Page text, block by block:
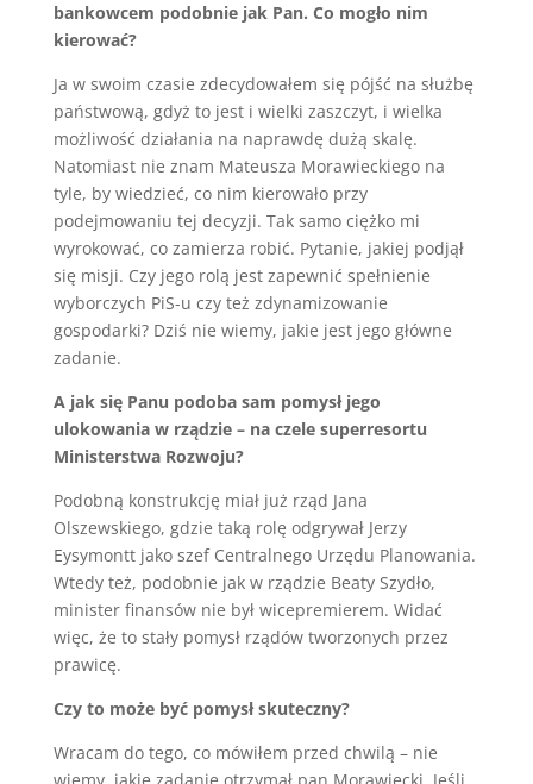
bankowcem podobnie jak Pan. Co mogło nim
kierować?
Ja w swoim czasie zdecydowałem się pójść na służbę
państwową, gdyż to jest i wielki zaszczyt, i wielka
możliwość działania na naprawdę dużą skalę.
Natomiast nie znam Mateusza Morawieckiego na
tyle, by wiedzieć, co nim kierowało przy
podejmowaniu tej decyzji. Tak samo ciężko mi
wyrokować, co zamierza robić. Pytanie, jakiej podjął
się misji. Czy jego rolą jest zapewnić spełnienie
wyborczych PiS-u czy też zdynamizowanie
gospodarki? Dziś nie wiemy, jakie jest jego główne
zadanie.
A jak się Panu podoba sam pomysł jego
ulokowania w rządzie – na czele superresortu
Ministerstwa Rozwoju?
Podobną konstrukcję miał już rząd Jana
Olszewskiego, gdzie taką rolę odgrywał Jerzy
Eysymontt jako szef Centralnego Urzędu Planowania.
Wtedy też, podobnie jak w rządzie Beaty Szydło,
minister finansów nie był wicepremierem. Widać
więc, że to stały pomysł rządów tworzonych przez
prawicę.
Czy to może być pomysł skuteczny?
Wracam do tego, co mówiłem przed chwilą – nie